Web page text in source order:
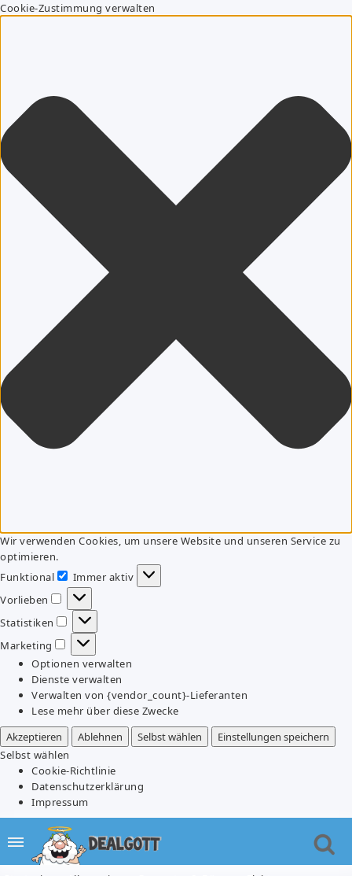
Cookie-Zustimmung verwalten
Wir verwenden Cookies, um unsere Website und unseren Service zu
optimieren.
Funktional
Funktional
Immer aktiv
Vorlieben
Vorlieben
Statistiken
Statistiken
Marketing
Marketing
Optionen verwalten
Dienste verwalten
Verwalten von {vendor_count}-Lieferanten
Lese mehr über diese Zwecke
Akzeptieren
Ablehnen Selbst wählen
Einstellungen speichern
Selbst wählen
Cookie-Richtlinie
Datenschutzerklärung
Impressum